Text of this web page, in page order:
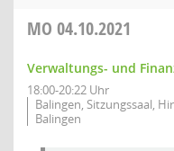
MO 04.10.2021
Verwaltungs- und
18:00-20:22 Uhr
Balingen, Sitzungssaal,
Balingen